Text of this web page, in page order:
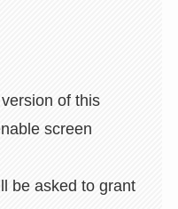
of this
screen
be asked to grant